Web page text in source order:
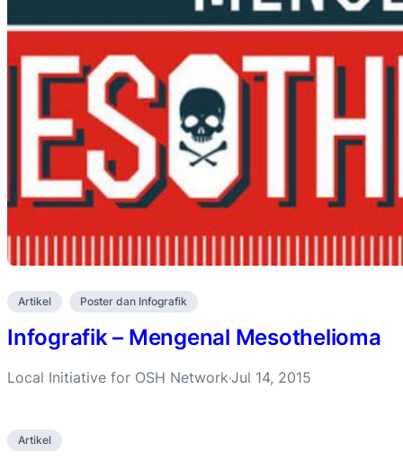
Artikel Poster dan Infografik
Infografik – Mengenal Mesothelioma
Local Initiative for OSH Network·Jul 14, 2015
Artikel